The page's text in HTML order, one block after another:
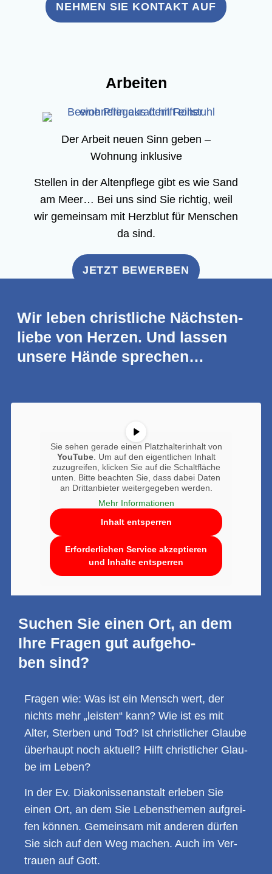
NEH­MEN SIE KON­TAKT AUF
Arbei­ten
Der Arbeit neu­en Sinn geben –
Woh­nung inklusive
Stel­len in der Alten­pfle­ge gibt es wie Sand
am Meer… Bei uns sind Sie rich­tig, weil
wir gemein­sam mit Herz­blut für Men­schen
da sind.
JETZT BEWER­BEN
Wir leben christ­li­che Nächs­ten­
lie­be von Her­zen. Und las­sen
unse­re Hän­de sprechen…
Sie sehen gera­de einen Platz­hal­ter­in­halt von
You­Tube. Um auf den eigent­li­chen Inhalt
zuzu­grei­fen, kli­cken Sie auf die Schalt­flä­che
unten. Bit­te beach­ten Sie, dass dabei Daten
an Dritt­an­bie­ter wei­ter­ge­ge­ben werden.
Mehr Infor­ma­tio­nen
Inhalt ent­sper­ren
Erfor­der­li­chen Ser­vice akzep­tie­ren
und Inhal­te ent­sper­ren
Suchen Sie einen Ort, an dem
Ihre Fra­gen gut auf­ge­ho­
ben sind?
Fra­gen wie: Was ist ein Mensch wert, der
nichts mehr „leis­ten“ kann? Wie ist es mit
Alter, Ster­ben und Tod? Ist christ­li­cher Glau­be
über­haupt noch aktu­ell? Hilft christ­li­cher Glau­
be im Leben?
In der Ev. Diakonissen­anstalt erle­ben Sie
einen Ort, an dem Sie Lebens­the­men auf­grei­
fen kön­nen. Gemein­sam mit ande­ren dür­fen
Sie sich auf den Weg machen. Auch im Ver­
trau­en auf Gott.